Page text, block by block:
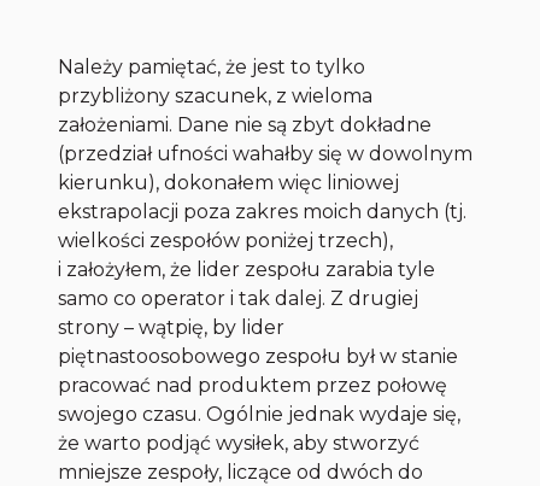
Należy pamiętać, że jest to tylko
przybliżony szacunek, z wieloma
założeniami. Dane nie są zbyt dokładne
(przedział ufności wahałby się w dowolnym
kierunku), dokonałem więc liniowej
ekstrapolacji poza zakres moich danych (tj.
wielkości zespołów poniżej trzech),
i założyłem, że lider zespołu zarabia tyle
samo co operator i tak dalej. Z drugiej
strony – wątpię, by lider
piętnastoosobowego zespołu był w stanie
pracować nad produktem przez połowę
swojego czasu. Ogólnie jednak wydaje się,
że warto podjąć wysiłek, aby stworzyć
mniejsze zespoły, liczące od dwóch do